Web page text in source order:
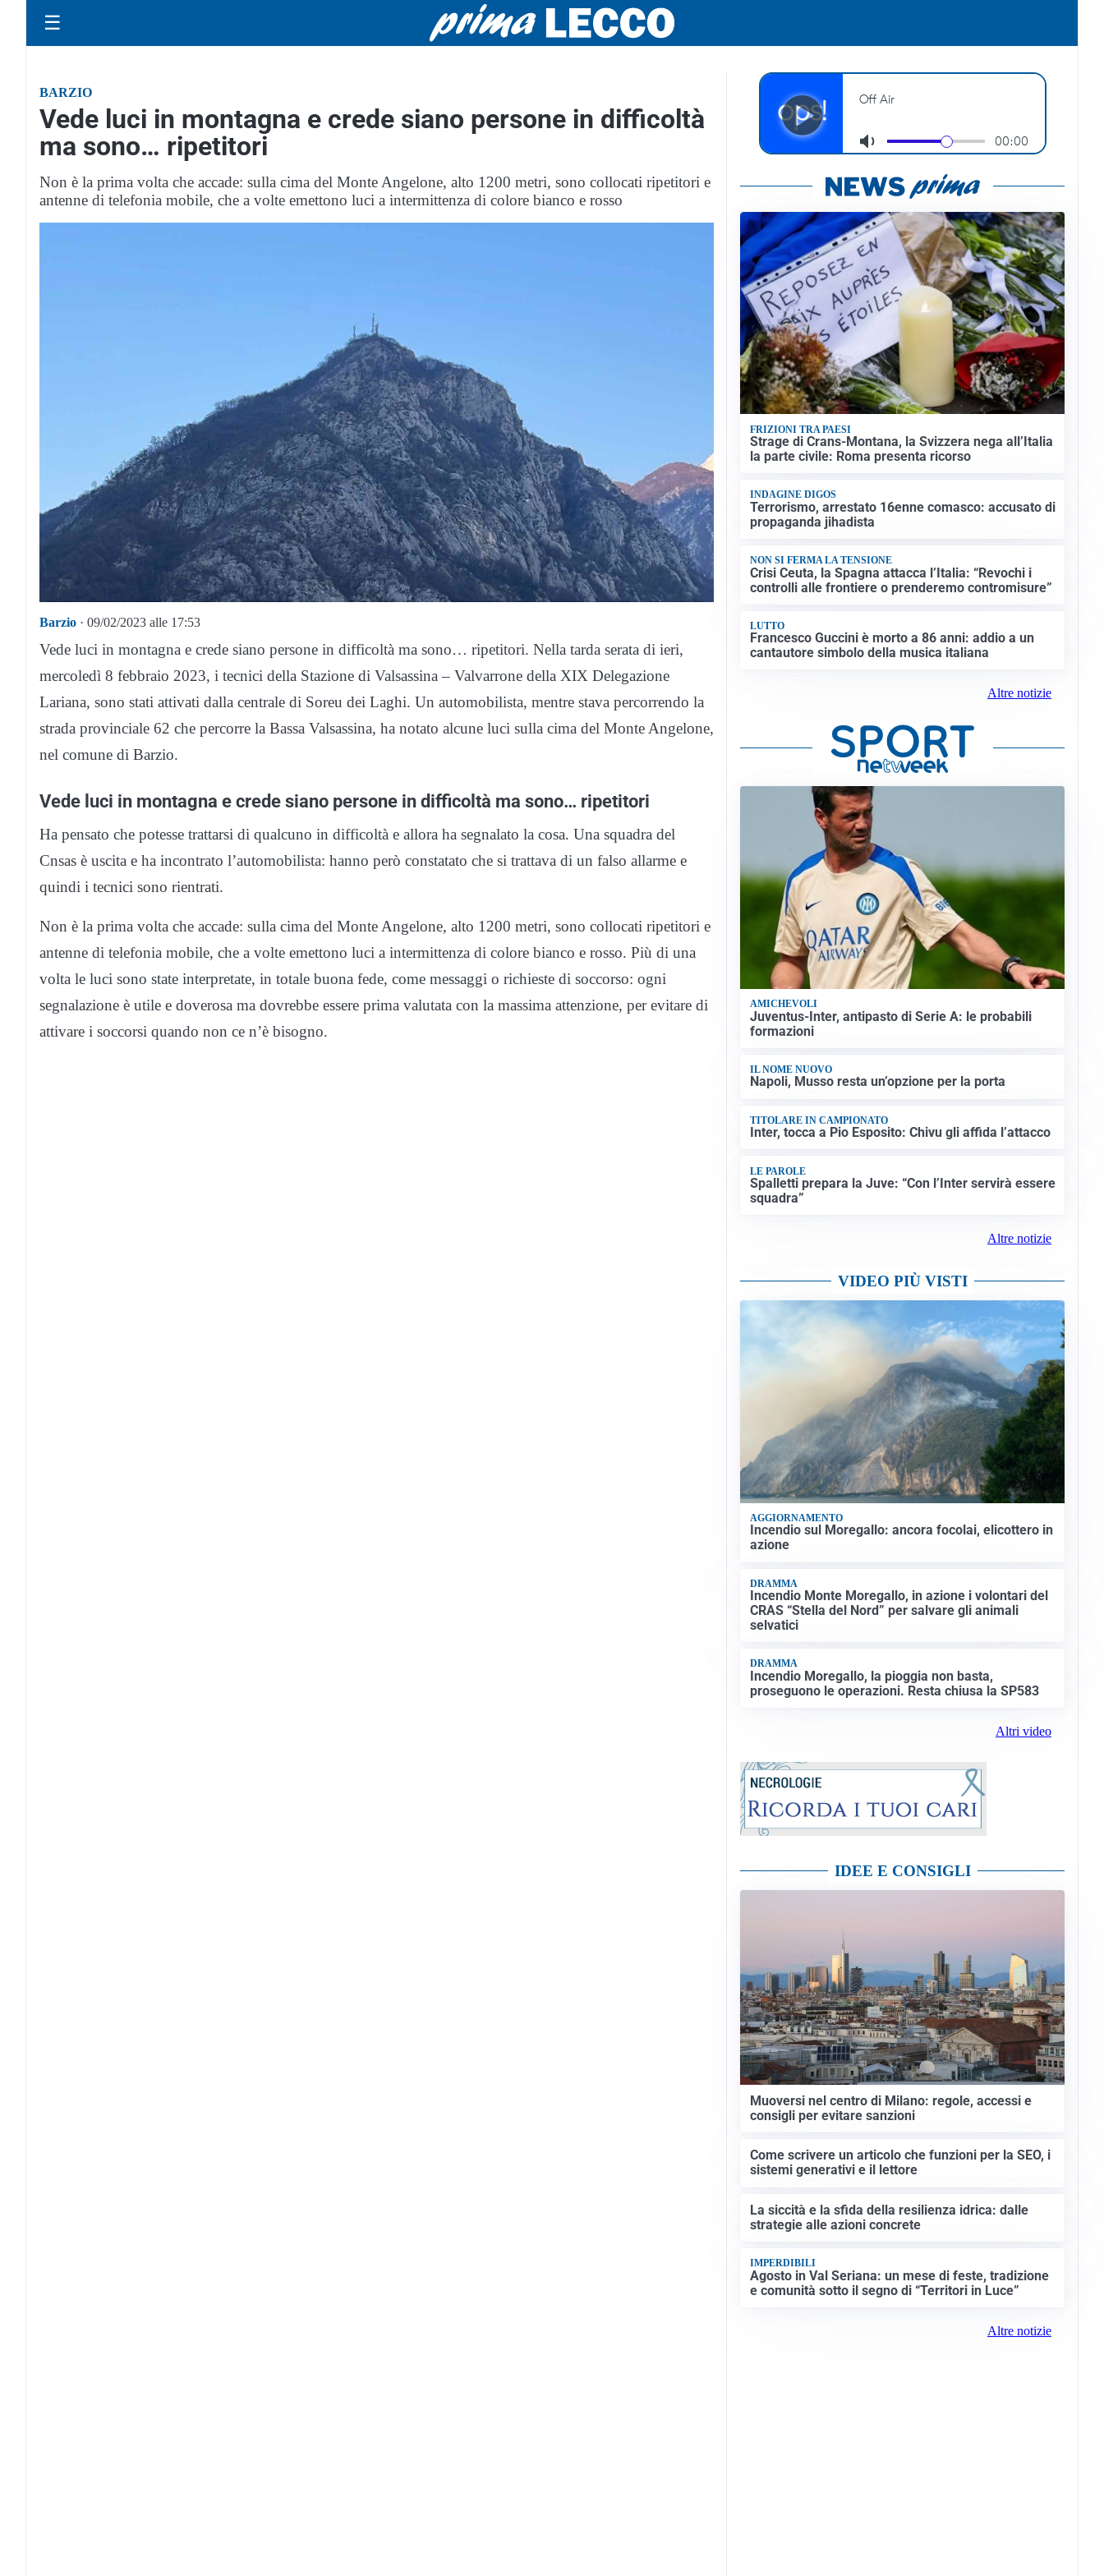
☰
BARZIO
Vede luci in montagna e crede siano persone in difficoltà
ma sono… ripetitori
Non è la prima volta che accade: sulla cima del Monte Angelone, alto 1200 metri, sono collocati ripetitori e
antenne di telefonia mobile, che a volte emettono luci a intermittenza di colore bianco e rosso
Barzio · 09/02/2023 alle 17:53
Vede luci in montagna e crede siano persone in difficoltà ma sono… ripetitori. Nella tarda serata di ieri,
mercoledì 8 febbraio 2023, i tecnici della Stazione di Valsassina – Valvarrone della XIX Delegazione
Lariana, sono stati attivati dalla centrale di Soreu dei Laghi. Un automobilista, mentre stava percorrendo la
strada provinciale 62 che percorre la Bassa Valsassina, ha notato alcune luci sulla cima del Monte Angelone,
nel comune di Barzio.
Vede luci in montagna e crede siano persone in difficoltà ma sono… ripetitori
Ha pensato che potesse trattarsi di qualcuno in difficoltà e allora ha segnalato la cosa. Una squadra del
Cnsas è uscita e ha incontrato l’automobilista: hanno però constatato che si trattava di un falso allarme e
quindi i tecnici sono rientrati.
Non è la prima volta che accade: sulla cima del Monte Angelone, alto 1200 metri, sono collocati ripetitori e
antenne di telefonia mobile, che a volte emettono luci a intermittenza di colore bianco e rosso. Più di una
volta le luci sono state interpretate, in totale buona fede, come messaggi o richieste di soccorso: ogni
segnalazione è utile e doverosa ma dovrebbe essere prima valutata con la massima attenzione, per evitare di
attivare i soccorsi quando non ce n’è bisogno.
FRIZIONI TRA PAESI
Strage di Crans-Montana, la Svizzera nega all’Italia
la parte civile: Roma presenta ricorso
INDAGINE DIGOS
Terrorismo, arrestato 16enne comasco: accusato di
propaganda jihadista
NON SI FERMA LA TENSIONE
Crisi Ceuta, la Spagna attacca l’Italia: “Revochi i
controlli alle frontiere o prenderemo contromisure”
LUTTO
Francesco Guccini è morto a 86 anni: addio a un
cantautore simbolo della musica italiana
Altre notizie
AMICHEVOLI
Juventus-Inter, antipasto di Serie A: le probabili
formazioni
IL NOME NUOVO
Napoli, Musso resta un’opzione per la porta
TITOLARE IN CAMPIONATO
Inter, tocca a Pio Esposito: Chivu gli affida l’attacco
LE PAROLE
Spalletti prepara la Juve: “Con l’Inter servirà essere
squadra”
Altre notizie
VIDEO PIÙ VISTI
AGGIORNAMENTO
Incendio sul Moregallo: ancora focolai, elicottero in
azione
DRAMMA
Incendio Monte Moregallo, in azione i volontari del
CRAS “Stella del Nord” per salvare gli animali
selvatici
DRAMMA
Incendio Moregallo, la pioggia non basta,
proseguono le operazioni. Resta chiusa la SP583
Altri video
IDEE E CONSIGLI
Muoversi nel centro di Milano: regole, accessi e
consigli per evitare sanzioni
Come scrivere un articolo che funzioni per la SEO, i
sistemi generativi e il lettore
La siccità e la sfida della resilienza idrica: dalle
strategie alle azioni concrete
IMPERDIBILI
Agosto in Val Seriana: un mese di feste, tradizione
e comunità sotto il segno di “Territori in Luce”
Altre notizie